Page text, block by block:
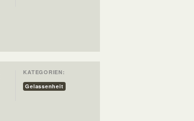
KATEGORIEN:
Gelassenheit